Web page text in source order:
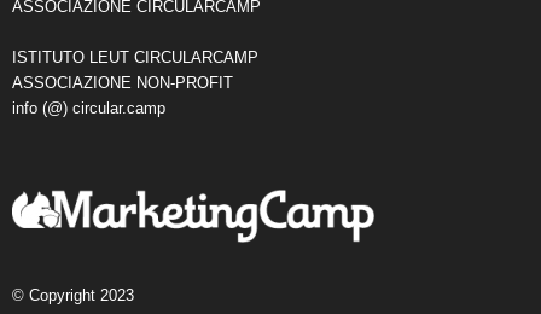
ASSOCIAZIONE CIRCULARCAMP
ISTITUTO LEUT CIRCULARCAMP
ASSOCIAZIONE NON-PROFIT
info (@) circular.camp
© Copyright 2023